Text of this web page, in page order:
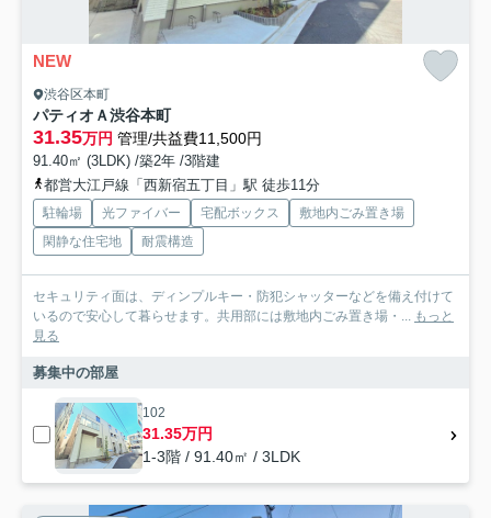
NEW
渋谷区本町
パティオＡ渋谷本町
31.35万円 管理/共益費11,500円
91.40㎡ (3LDK) /築2年 /3階建
都営大江戸線「西新宿五丁目」駅 徒歩11分
駐輪場 光ファイバー 宅配ボックス
敷地内ごみ置き場
閑静な住宅地
耐震構造
セキュリティ面は、ディンプルキー・防犯シャッターなどを備え付けて
いるので安心して暮らせます。共用部には敷地内ごみ置き場・...
もっと
見る
募集中の部屋
102
31.35万円
1-3階 / 91.40㎡ / 3LDK